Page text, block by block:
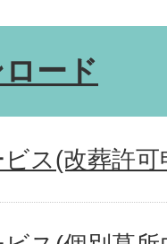
ード
ス(改葬許可